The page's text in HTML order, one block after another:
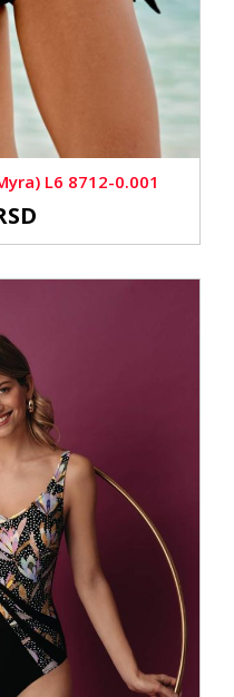
L6 8712-0.001